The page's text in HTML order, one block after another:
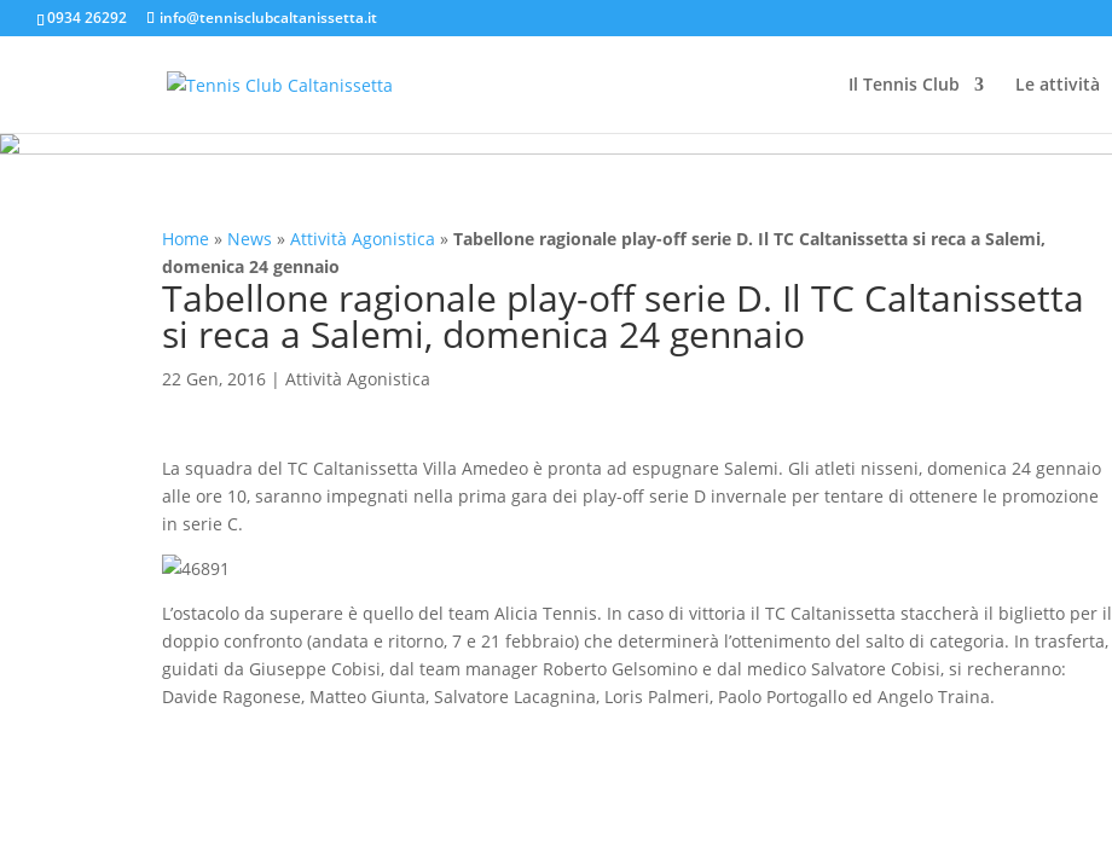
0934 26292 info@tennisclubcaltanissetta.it
Il Tennis Club Le attività
Home » News »Attività Agonistica »Tabellone ragionale play-off serie D. Il TC Caltanissetta si reca a Salemi,
domenica 24 gennaio
Tabellone ragionale play-off serie D. Il TC Caltanissetta
si reca a Salemi, domenica 24 gennaio
22 Gen, 2016 |Attività Agonistica
La squadra del TC Caltanissetta Villa Amedeo è pronta ad espugnare Salemi. Gli atleti nisseni, domenica 24 gennaio
alle ore 10, saranno impegnati nella prima gara dei play-off serie D invernale per tentare di ottenere le promozione
in serie C.
L’ostacolo da superare è quello del team Alicia Tennis. In caso di vittoria il TC Caltanissetta staccherà il biglietto per il
doppio confronto (andata e ritorno, 7 e 21 febbraio) che determinerà l’ottenimento del salto di categoria. In trasferta,
guidati da Giuseppe Cobisi, dal team manager Roberto Gelsomino e dal medico Salvatore Cobisi, si recheranno:
Davide Ragonese, Matteo Giunta, Salvatore Lacagnina, Loris Palmeri, Paolo Portogallo ed Angelo Traina.